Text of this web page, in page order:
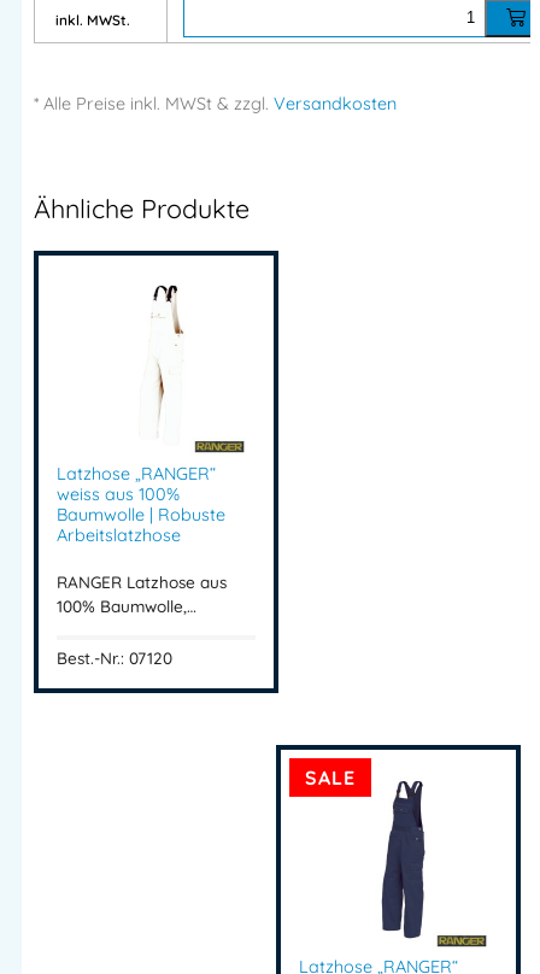
Handwerk
Werkstatt
Montagearbeiten
Service & Produktion
RANGER Herren Mantel
Arbeitsmantel Baumwolle
Mantel 100 Baumwolle Arbeit
robuster Arbeitsmantel
Berufsbekleidung Mantel
Baumwoll Arbeitskleidung
Arbeitsmantel Handwerk
RANGER Berufsbekleidung
Arbeitskleidung Baumwolle
Kategorie:RANGER BW
inkl. MWSt.
* Alle Preise inkl. MWSt & zzgl. Versandkosten
Ähnliche Produkte
Latzhose „RANGER“
weiss aus 100%
Baumwolle | Robuste
Arbeitslatzhose
RANGER Latzhose aus
100% Baumwolle,…
Best.-Nr.: 07120
SALE
Latzhose „RANGER“